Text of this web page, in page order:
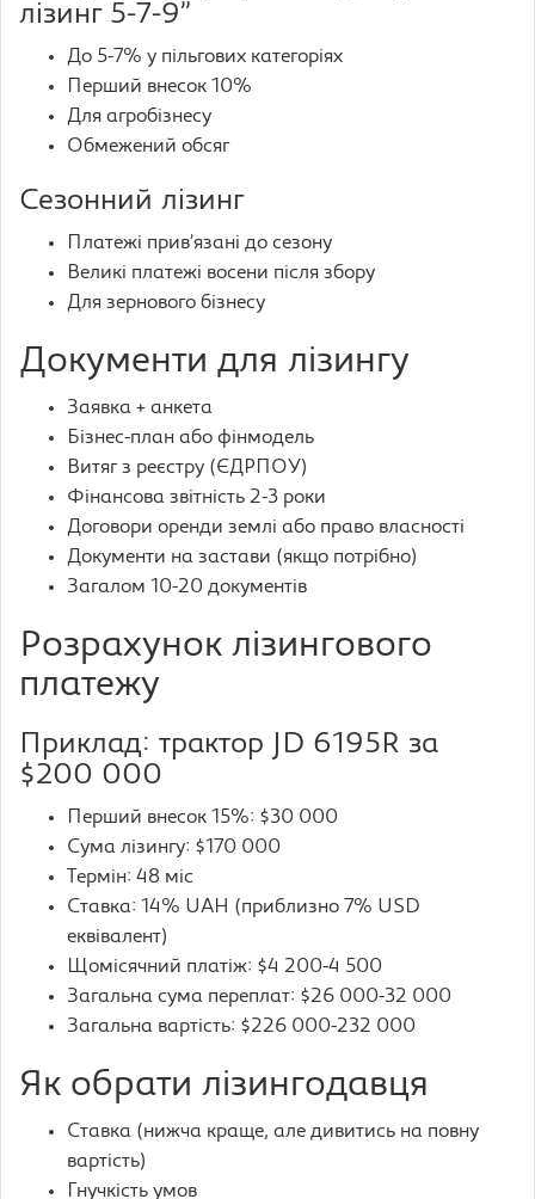
лізинг 5-7-9”
До 5-7% у пільгових категоріях
Перший внесок 10%
Для агробізнесу
Обмежений обсяг
Сезонний лізинг
Платежі прив’язані до сезону
Великі платежі восени після збору
Для зернового бізнесу
Документи для лізингу
Заявка + анкета
Бізнес-план або фінмодель
Витяг з реєстру (ЄДРПОУ)
Фінансова звітність 2-3 роки
Договори оренди землі або право власності
Документи на застави (якщо потрібно)
Загалом 10-20 документів
Розрахунок лізингового
платежу
Приклад: трактор JD 6195R за
$200 000
Перший внесок 15%: $30 000
Сума лізингу: $170 000
Термін: 48 міс
Ставка: 14% UAH (приблизно 7% USD
еквівалент)
Щомісячний платіж: $4 200-4 500
Загальна сума переплат: $26 000-32 000
Загальна вартість: $226 000-232 000
Як обрати лізингодавця
Ставка (нижча краще, але дивитись на повну
вартість)
Гнучкість умов